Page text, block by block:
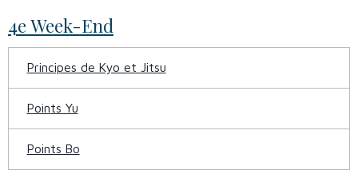
4e Week-End
Principes de Kyo et Jitsu
Points Yu
Points Bo